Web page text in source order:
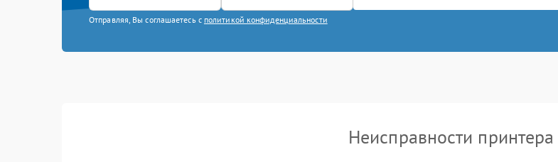
Отправляя, Вы соглашаетесь с политикой конфиденциальности
Неисправности